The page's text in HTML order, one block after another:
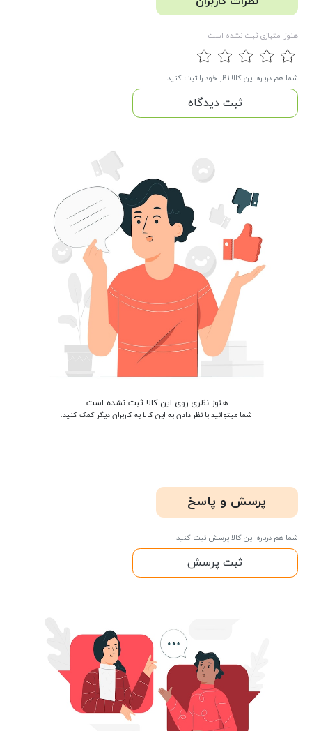
هنوز امتیازی ثبت نشده است
شما هم درباره این کالا نظر خود را ثبت کنید
ثبت دیدگاه
هنوز نظری روی این کالا ثبت نشده است.
شما میتوانید با نظر دادن به این کالا به کاربران دیگر کمک کنید.
پرسش و پاسخ
شما هم درباره این کالا پرسش ثبت کنید
ثبت پرسش